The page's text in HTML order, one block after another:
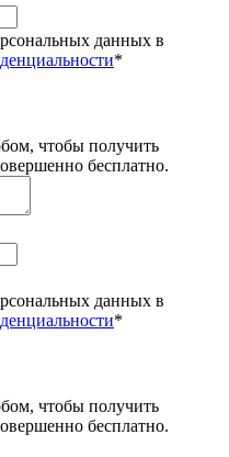
данных в
*
чтобы получить
бесплатно.
данных в
*
чтобы получить
бесплатно.